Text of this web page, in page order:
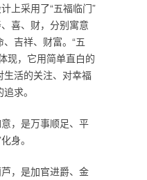
上采用了“五福临门”
喜、财，分别寓意
吉祥、财富。“五
现，它用简单直白的
活的关注、对幸福
求。
，是万事顺足、平
身。
，是加官进爵、金